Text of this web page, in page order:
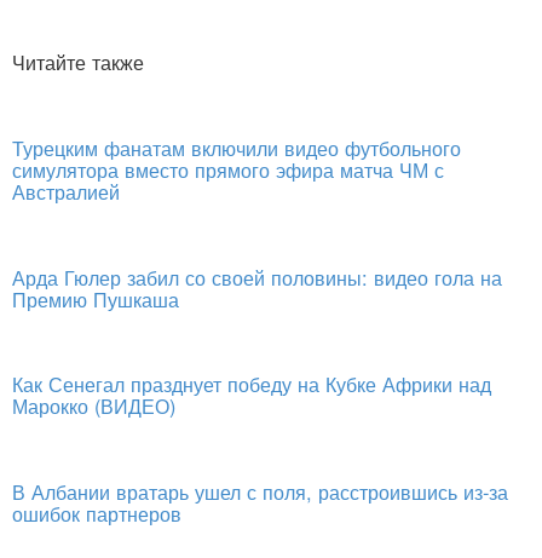
Читайте также
Турецким фанатам включили видео футбольного
симулятора вместо прямого эфира матча ЧМ с
Австралией
Арда Гюлер забил со своей половины: видео гола на
Премию Пушкаша
Как Сенегал празднует победу на Кубке Африки над
Марокко (ВИДЕО)
В Албании вратарь ушел с поля, расстроившись из-за
ошибок партнеров